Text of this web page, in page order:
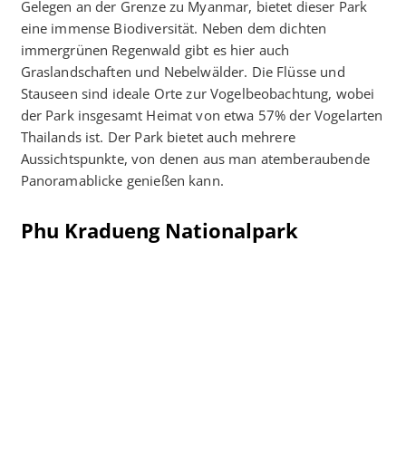
Gelegen an der Grenze zu Myanmar, bietet dieser Park
eine immense Biodiversität. Neben dem dichten
immergrünen Regenwald gibt es hier auch
Graslandschaften und Nebelwälder. Die Flüsse und
Stauseen sind ideale Orte zur Vogelbeobachtung, wobei
der Park insgesamt Heimat von etwa 57% der Vogelarten
Thailands ist. Der Park bietet auch mehrere
Aussichtspunkte, von denen aus man atemberaubende
Panoramablicke genießen kann.
Phu Kradueng Nationalpark